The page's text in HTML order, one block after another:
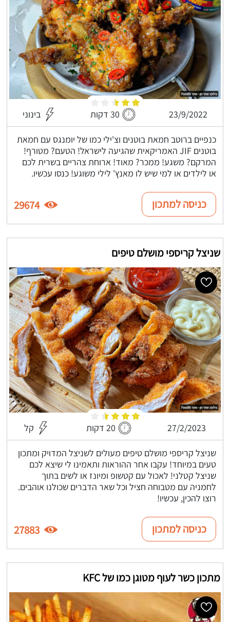
23/9/2022 30 דקות בינוני
כנפיים ברוטב חמאת בוטנים וצ'ילי כמו של יומנגס עם חמאת
בוטנים JIF האמריקאית שהגיעה לישראל! הטעם? מטורף!
המרקם? משגע! ממכר? מאוד! ארוחת צהריים בשרית לכם
או לילדים או למי שיש לו מאנץ' לילי משוגע! כנסו עכשיו.
כניסה למתכון 29674
שניצל קריספי מושלם טיפים
27/2/2023 20 דקות קל
שניצל קריספי מושלם טיפים מעולים לשניצל המדויק ומתכון
טעים במיוחד! עקבו אחר ההוראות ותאמינו לי שיצא לכם
שניצל קטלני! לאכול עם קטשופ ומיונז או לשים בתוך
לחמניה עם מטבוחה חציל וכל שאר הדברים שכולנו אוהבים.
רוצו להכין, עכשיו!
כניסה למתכון 27883
מתכון כשר לעוף מטוגן כמו של KFC